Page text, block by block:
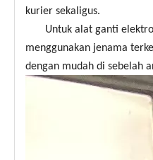
kurier sekaligus.
Untuk alat ganti
menggunakan jenama
dengan mudah di sebelah